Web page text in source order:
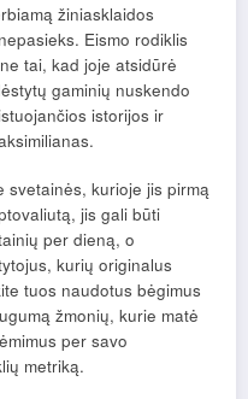
žiniasklaidos
Eismo rodiklis
tai, kad joje atsidūrė
gaminių nuskendo
istorijos ir
kurioje jis pirmą
jis gali būti
per dieną, o
kurių originalus
tuos naudotus bėgimus
žmonių, kurie matė
per savo
metriką.